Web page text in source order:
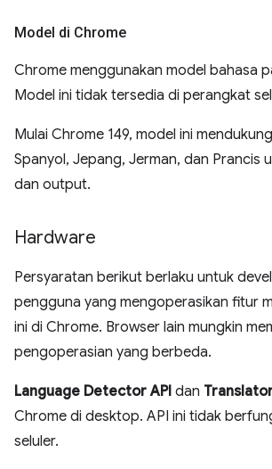
Model di Chrome
Chrome menggunakan model bahasa
Model ini tidak tersedia di perangkat
Mulai Chrome 149, model ini
Spanyol, Jepang, Jerman, dan Prancis
dan output.
Hardware
Persyaratan berikut berlaku untuk
pengguna yang mengoperasikan fitur
ini di Chrome. Browser lain mungkin
pengoperasian yang berbeda.
Language Detector API dan
Chrome di desktop. API ini tidak
seluler.